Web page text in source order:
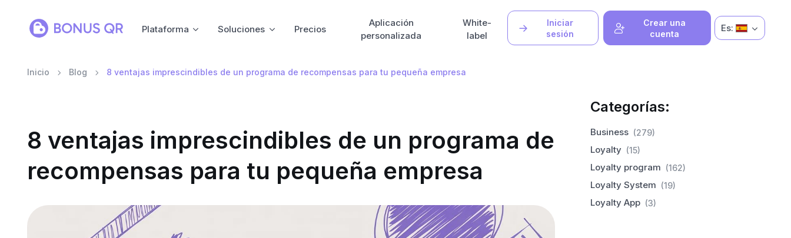
Iniciar
sesión
Crear una
cuenta
Plataforma Soluciones Precios
Aplicación
personalizada
White-
label
Es:
Inicio Blog 8 ventajas imprescindibles de un programa de recompensas para tu pequeña empresa
8 ventajas imprescindibles de un programa de
recompensas para tu pequeña empresa
Categorías:
Business (279)
Loyalty (15)
Loyalty program (162)
Loyalty System (19)
Loyalty App (3)